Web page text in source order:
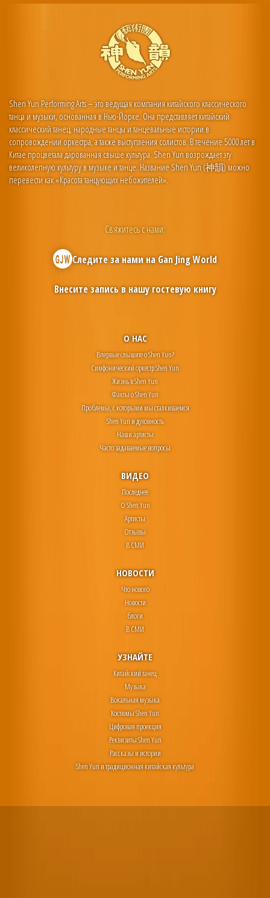
Shen Yun Performing Arts – это ведущая компания китайского классического
танца и музыки, основанная в Нью-Йорке. Она представляет китайский
классический танец, народные танцы и танцевальные истории в
сопровождении оркестра, а также выступления солистов. В течение 5000 лет в
Китае процветала дарованная свыше культура. Shen Yun возрождает эту
великолепную культуру в музыке и танце. Название Shen Yun (神韻) можно
перевести как «Красота танцующих небожителей».
О НАС
Впервые слышите о Shen Yun?
Симфонический оркестр Shen Yun
Жизнь в Shen Yun
Факты о Shen Yun
Проблемы, с которыми мы сталкиваемся
Shen Yun и духовность
Наши артисты
Часто задаваемые вопросы
ВИДЕО
Последнее
О Shen Yun
Артисты
Отзывы
В СМИ
НОВОСТИ
Что нового
Новости
блоги
В СМИ
УЗНАЙТЕ
Китайский танец
Музыка
Вокальная музыка
Костюмы Shen Yun
Цифровая проекция
Реквизиты Shen Yun
Рассказы и истории
Shen Yun и традиционная китайская культура
Свяжитесь с нами:
Следите за нами наGan Jing World
Внесите запись в нашу гостевую книгу